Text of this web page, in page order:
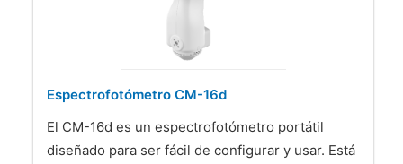
Espectrofotómetro CM-16d
El CM-16d es un espectrofotómetro portátil
diseñado para ser fácil de configurar y usar. Está